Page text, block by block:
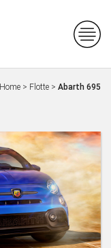
Home > Flotte > Abarth 695